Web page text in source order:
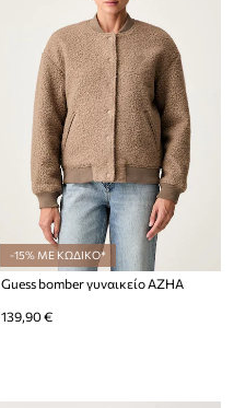
-15% ΜΕ ΚΩΔΙΚΟ*
Guess bomber γυναικείο AZHA
139,90 €